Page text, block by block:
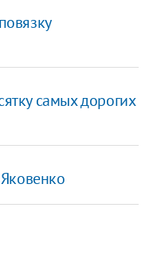
самых дорогих